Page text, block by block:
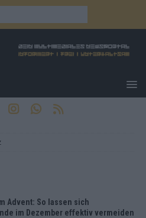
Advent: So lassen sich
im Dezember effektiv vermeiden